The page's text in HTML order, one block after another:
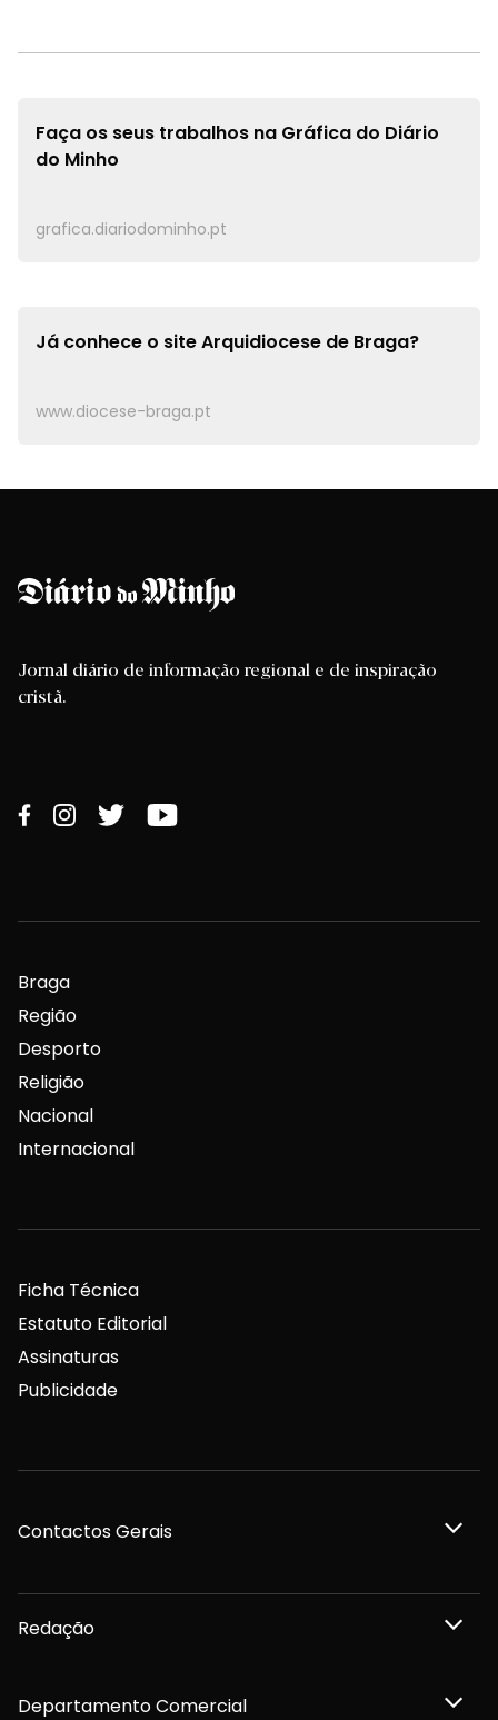
Faça os seus trabalhos na Gráfica do Diário
do Minho
grafica.diariodominho.pt
Já conhece o siteArquidiocese de Braga?
www.diocese-braga.pt
Jornal diário de informação regional e de inspiração
cristã.
Braga
Região
Desporto
Religião
Nacional
Internacional
Ficha Técnica
Estatuto Editorial
Assinaturas
Publicidade
Contactos Gerais
Redação
Departamento Comercial